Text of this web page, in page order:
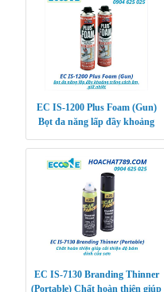
EC IS-1200 Plus Foam (Gun)
Bọt đa năng lấp đầy khoảng
EC IS-7130 Branding Thinner
(Portable) Chất hoàn thiện giúp